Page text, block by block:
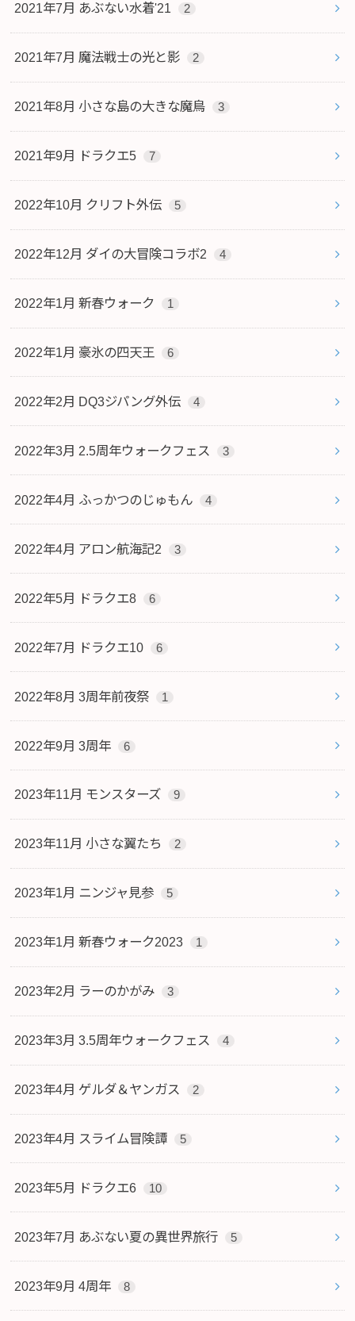
2021年7月 あぶない水着'21 2
2021年7月 魔法戦士の光と影 2
2021年8月 小さな島の大きな魔鳥 3
2021年9月 ドラクエ5 7
2022年10月 クリフト外伝 5
2022年12月 ダイの大冒険コラボ2 4
2022年1月 新春ウォーク 1
2022年1月 豪氷の四天王 6
2022年2月 DQ3ジパング外伝 4
2022年3月 2.5周年ウォークフェス 3
2022年4月 ふっかつのじゅもん 4
2022年4月 アロン航海記2 3
2022年5月 ドラクエ8 6
2022年7月 ドラクエ10 6
2022年8月 3周年前夜祭 1
2022年9月 3周年 6
2023年11月 モンスターズ 9
2023年11月 小さな翼たち 2
2023年1月 ニンジャ見参 5
2023年1月 新春ウォーク2023 1
2023年2月 ラーのかがみ 3
2023年3月 3.5周年ウォークフェス 4
2023年4月 ゲルダ＆ヤンガス 2
2023年4月 スライム冒険譚 5
2023年5月 ドラクエ6 10
2023年7月 あぶない夏の異世界旅行 5
2023年9月 4周年 8